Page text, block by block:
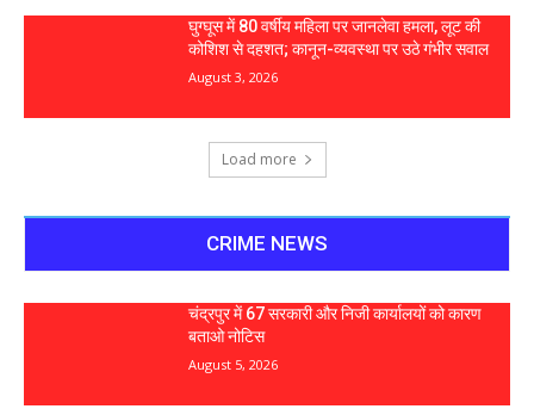
घुग्घूस में 80 वर्षीय महिला पर जानलेवा हमला, लूट की
कोशिश से दहशत; कानून-व्यवस्था पर उठे गंभीर सवाल
August 3, 2026
Load more
CRIME NEWS
चंद्रपुर में 67 सरकारी और निजी कार्यालयों को कारण
बताओ नोटिस
August 5, 2026